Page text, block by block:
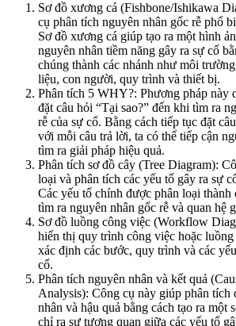
Sơ đồ xương cá (Fishbone/Ishikawa
cụ phân tích nguyên nhân gốc rễ phổ
Sơ đồ xương cá giúp tạo ra một hình
nguyên nhân tiềm năng gây ra sự cố
chúng thành các nhánh như môi
liệu, con người, quy trình và thiết bị.
Phân tích 5 WHY?: Phương pháp này
đặt câu hỏi “Tại sao?” đến khi tìm ra
rễ của sự cố. Bằng cách tiếp tục đặt
với mỗi câu trả lời, ta có thể tiếp cận
tìm ra giải pháp hiệu quả.
Phân tích sơ đồ cây (Tree Diagram):
loại và phân tích các yếu tố gây ra sự
Các yếu tố chính được phân loại thành
tìm ra nguyên nhân gốc rễ và quan hệ
Sơ đồ luồng công việc (Workflow
hiển thị quy trình công việc hoặc
xác định các bước, quy trình và các
cố.
Phân tích nguyên nhân và kết quả
Analysis): Công cụ này giúp phân tích
nhân và hậu quả bằng cách tạo ra một
chỉ ra sự tương quan giữa các yếu tố